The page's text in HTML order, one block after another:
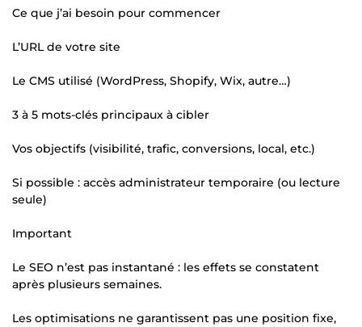
Ce que j’ai besoin pour commencer
L’URL de votre site
Le CMS utilisé (WordPress, Shopify, Wix, autre…)
3 à 5 mots-clés principaux à cibler
Vos objectifs (visibilité, trafic, conversions, local, etc.)
Si possible : accès administrateur temporaire (ou lecture
seule)
Important
Le SEO n’est pas instantané : les effets se constatent
après plusieurs semaines.
Les optimisations ne garantissent pas une position fixe,